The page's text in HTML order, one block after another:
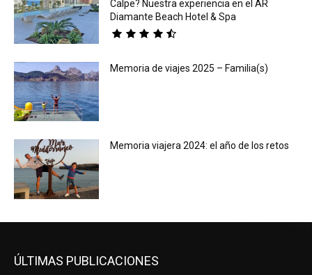
Calpe? Nuestra experiencia en el AR
Diamante Beach Hotel & Spa
Memoria de viajes 2025 – Familia(s)
Memoria viajera 2024: el año de los retos
ÚLTIMAS PUBLICACIONES